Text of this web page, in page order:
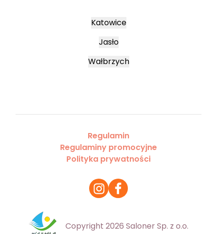
Katowice
Jasło
Wałbrzych
Regulamin
Regulaminy promocyjne
Polityka prywatności
Copyright 2026 Saloner Sp. z o.o.